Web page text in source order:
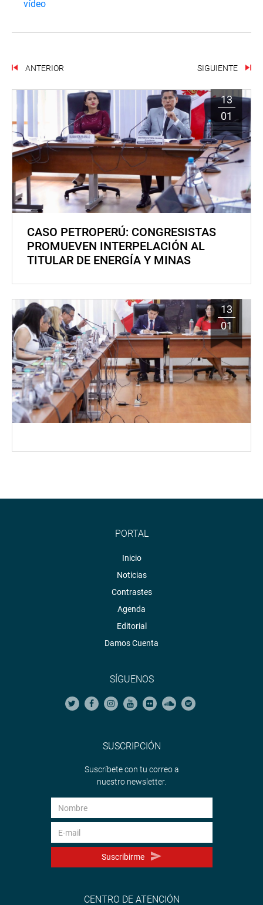
vídeo
ANTERIOR SIGUIENTE
13
01
CASO PETROPERÚ: CONGRESISTAS
PROMUEVEN INTERPELACIÓN AL
TITULAR DE ENERGÍA Y MINAS
13
01
PORTAL
Inicio
Noticias
Contrastes
Agenda
Editorial
Damos Cuenta
SÍGUENOS
SUSCRIPCIÓN
Suscríbete con tu correo a
nuestro newsletter.
Suscribirme
CENTRO DE ATENCIÓN